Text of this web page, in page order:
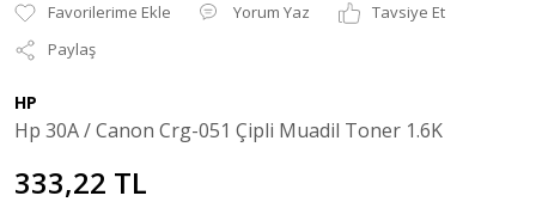
Yorum Yaz
Tavsiye Et
Paylaş
HP
Hp 30A / Canon Crg-051 Çipli Muadil Toner 1.6K
333,22 TL